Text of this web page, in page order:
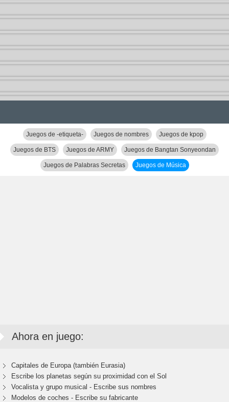
Juegos de -etiqueta- Juegos de nombres Juegos de kpop
Juegos de BTS Juegos de ARMY Juegos de Bangtan Sonyeondan
Juegos de Palabras Secretas Juegos de Música
Ahora en juego:
Capitales de Europa (también Eurasia)
Escribe los planetas según su proximidad con el Sol
Vocalista y grupo musical - Escribe sus nombres
Modelos de coches - Escribe su fabricante